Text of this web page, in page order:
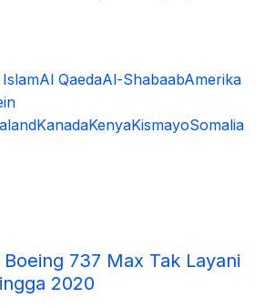
Al QaedaAl-ShabaabAmerika
KanadaKenyaKismayoSomalia
737 Max Tak Layani
2020